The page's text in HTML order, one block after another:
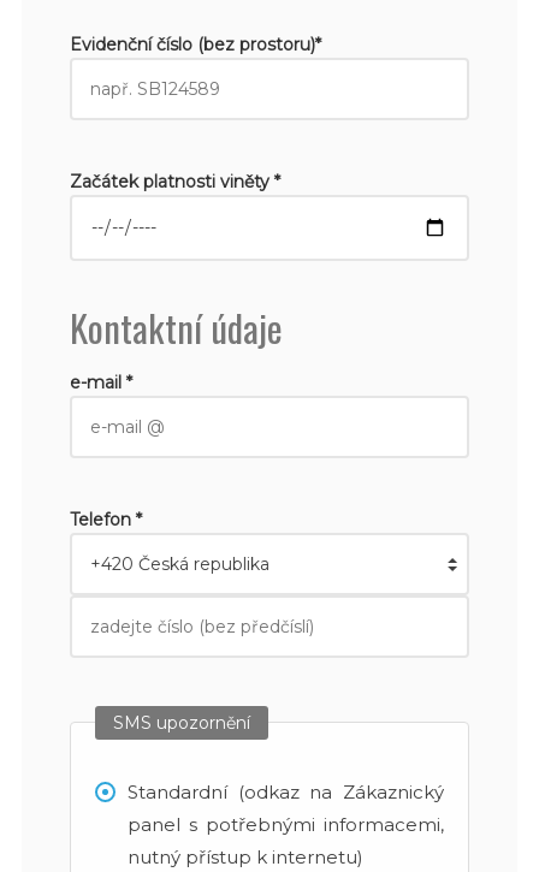
Evidenční číslo (bez prostoru)*
Začátek platnosti viněty *
Kontaktní údaje
e-mail *
Telefon *
SMS upozornění
Standardní (odkaz na Zákaznický
panel s potřebnými informacemi,
nutný přístup k internetu)